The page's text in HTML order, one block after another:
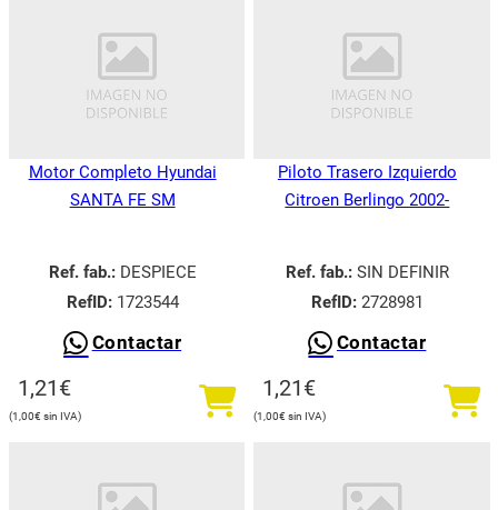
Motor Completo Hyundai
SANTA FE SM
Ref. fab.:DESPIECE
RefID:1723544
Contactar
1,21€
1,00€
Piloto Trasero Izquierdo
Citroen Berlingo 2002-
Ref. fab.:SIN DEFINIR
RefID:2728981
Contactar
1,21€
1,00€